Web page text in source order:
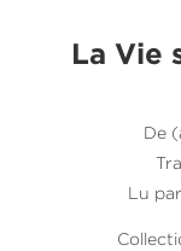
La Vie
De
Lu par